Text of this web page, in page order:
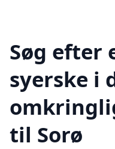
Søg efter
syerske i
til Sorø